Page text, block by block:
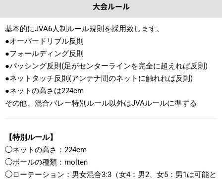
大会ルール
基本的にJVA6人制ルール規則を採用致します。
●オーバードリブル反則
●フォールディング反則
●パッシング反則(足がセンターラインを完全に超えれば反則)
●ネットタッチ反則(アンテナ間のネットに触れれば反則)
●ネットの高さは224cm
その他、混合バレー特別ルール以外はJVAルールに準ずる
【特別ルール】
◯ネットの高さ：224cm
◯ボールの種類：molten
◯ローテーション：男女混合3:3（女4：男2、女5：男1は可能と